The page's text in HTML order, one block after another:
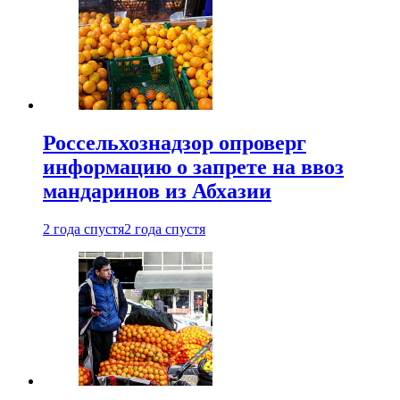
Россельхознадзор опроверг
информацию о запрете на ввоз
мандаринов из Абхазии
2 года спустя2 года спустя